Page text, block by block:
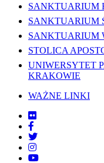
SANKTUARIUM
SANKTUARIUM
SANKTUARIUM
STOLICA
UNIWERSYTET
KRAKOWIE
WAŻNE LINKI